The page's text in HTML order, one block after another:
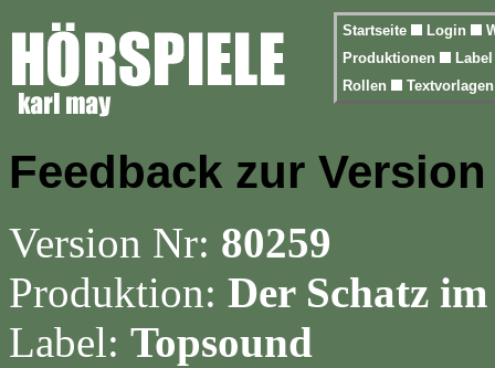
Startseite Login
Produktionen
Rollen
Feedback zur Version
Version Nr: 80259
Produktion: Der Schatz
Label: Topsound